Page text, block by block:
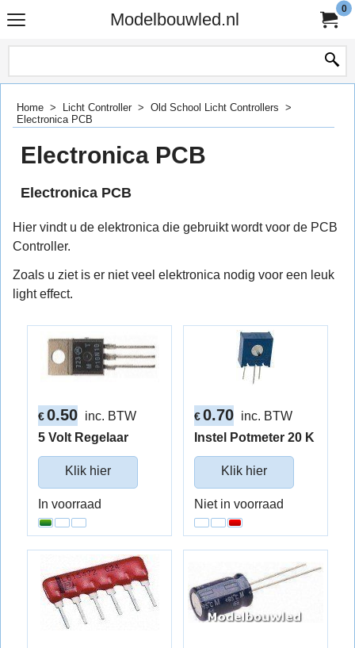
Modelbouwled.nl
0
Home > Licht Controller > Old School Licht Controllers >
Electronica PCB
Electronica PCB
Electronica PCB
Hier vindt u de elektronica die gebruikt wordt voor de PCB
Controller.
Zoals u ziet is er niet veel elektronica nodig voor een leuk
light effect.
€ 0.50 inc. BTW
5 Volt Regelaar
Klik hier
In voorraad
€0.70 inc. BTW
Instel Potmeter 20 K
Klik hier
Niet in voorraad